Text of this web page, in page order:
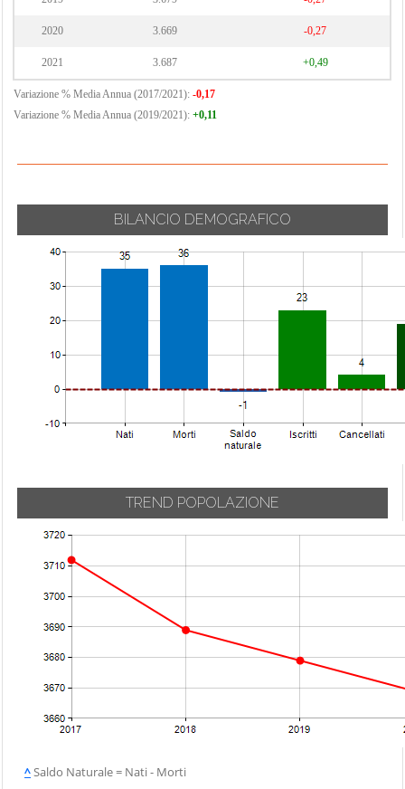
2020 3.669 -0,27
2021 3.687 +0,49
Variazione % Media Annua (2017/2021): -0,17
Variazione % Media Annua (2019/2021): +0,11
BILANCIO DEMOGRAFICO
TREND POPOLAZIONE
^Saldo Naturale = Nati - Morti